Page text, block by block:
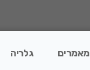
מאמרים גלריה